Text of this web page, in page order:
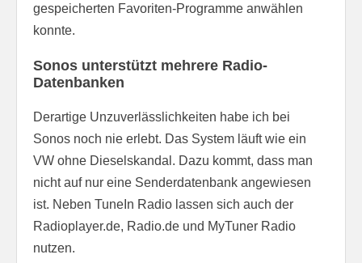
gespeicherten Favoriten-Programme anwählen
konnte.
Sonos unterstützt mehrere Radio-
Datenbanken
Derartige Unzuverlässlichkeiten habe ich bei
Sonos noch nie erlebt. Das System läuft wie ein
VW ohne Dieselskandal. Dazu kommt, dass man
nicht auf nur eine Senderdatenbank angewiesen
ist. Neben TuneIn Radio lassen sich auch der
Radioplayer.de, Radio.de und MyTuner Radio
nutzen.